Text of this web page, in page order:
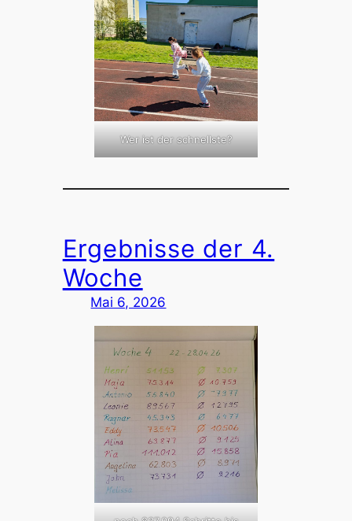
Wer ist der schnellste?
Ergebnisse der 4.
Woche
Mai 6, 2026